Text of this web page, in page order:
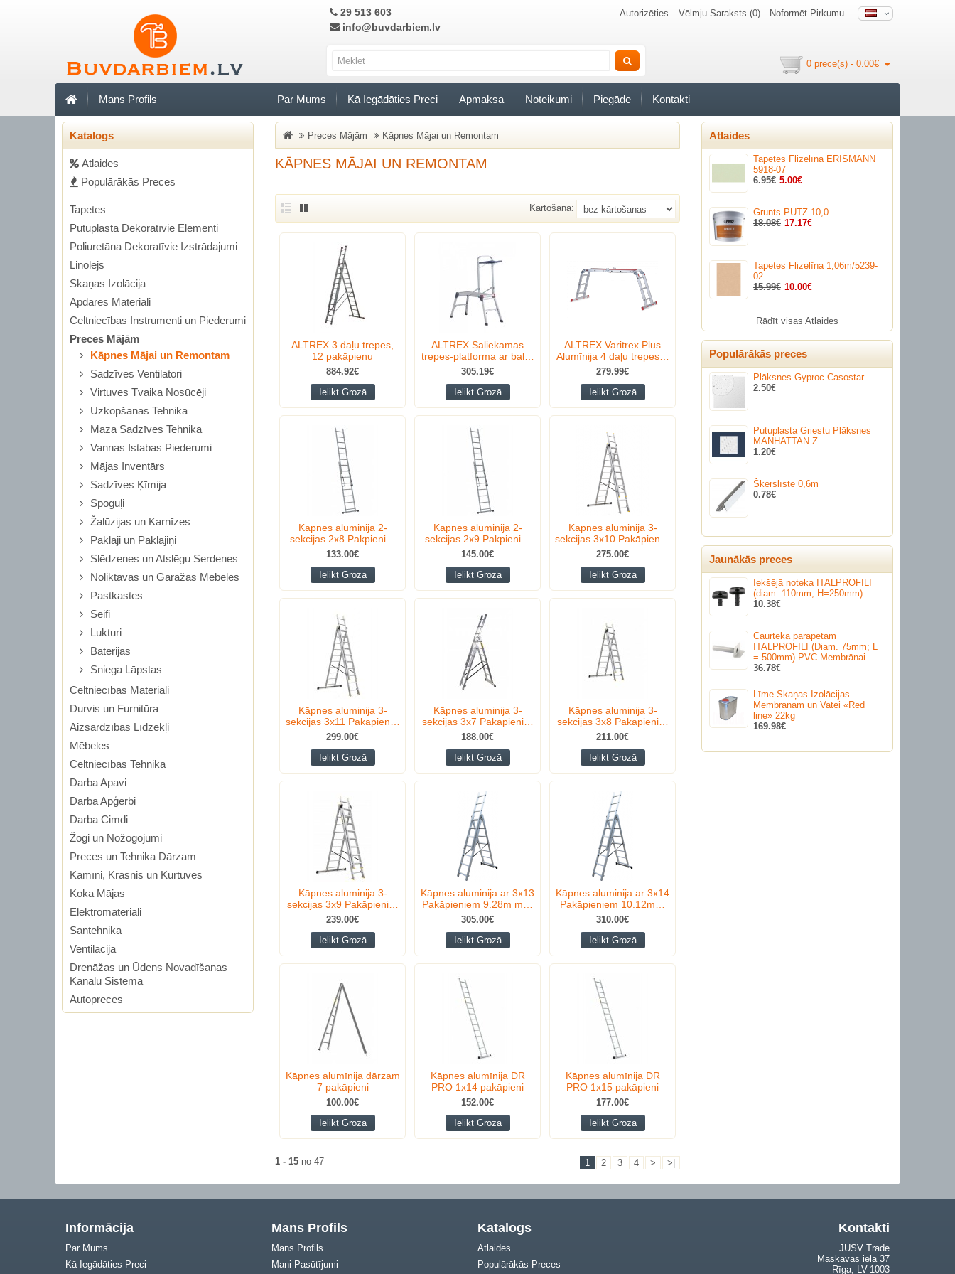
29 513 603
info@buvdarbiem.lv
Autorizēties Vēlmju Saraksts (0) Noformēt Pirkumu
0 prece(s) - 0.00€
Mans Profils Par Mums Kā Iegādāties Preci Apmaksa Noteikumi Piegāde Kontakti
Katalogs
Аtlaides
Populārākās Preces
Tapetes
Putuplasta Dekoratīvie Elementi
Poliuretāna Dekoratīvie Izstrādajumi
Linolejs
Skaņas Izolācija
Apdares Materiāli
Celtniecības Instrumenti un Piederumi
Preces Mājām
Kāpnes Mājai un Remontam
Sadzīves Ventilatori
Virtuves Tvaika Nosūcēji
Uzkopšanas Tehnika
Maza Sadzīves Tehnika
Vannas Istabas Piederumi
Mājas Inventārs
Sadzīves Ķīmija
Spoguļi
Žalūzijas un Karnīzes
Paklāji un Paklājiņi
Slēdzenes un Atslēgu Serdenes
Noliktavas un Garāžas Mēbeles
Pastkastes
Seifi
Lukturi
Baterijas
Sniega Lāpstas
Celtniecības Materiāli
Durvis un Furnitūra
Aizsardzības Līdzekļi
Mēbeles
Celtniecības Tehnika
Darba Apavi
Darba Apģerbi
Darba Cimdi
Žogi un Nožogojumi
Preces un Tehnika Dārzam
Kamīni, Krāsnis un Kurtuves
Koka Mājas
Elektromateriāli
Santehnika
Ventilācija
Drenāžas un Ūdens Novadīšanas
Kanālu Sistēma
Autopreces
Preces Mājām Kāpnes Mājai un Remontam
KĀPNES MĀJAI UN REMONTAM
Kārtošana:
ALTREX 3 daļu trepes,
12 pakāpienu
884.92€
Ielikt Grozā
ALTREX Saliekamas
trepes-platforma ar bal…
305.19€
Ielikt Grozā
ALTREX Varitrex Plus
Alumīnija 4 daļu trepes…
279.99€
Ielikt Grozā
Kāpnes aluminija 2-
sekcijas 2x8 Pakpieni…
133.00€
Ielikt Grozā
Kāpnes aluminija 2-
sekcijas 2x9 Pakpieni…
145.00€
Ielikt Grozā
Kāpnes aluminija 3-
sekcijas 3x10 Pakāpien…
275.00€
Ielikt Grozā
Kāpnes aluminija 3-
sekcijas 3x11 Pakāpien…
299.00€
Ielikt Grozā
Kāpnes aluminija 3-
sekcijas 3x7 Pakāpieni…
188.00€
Ielikt Grozā
Kāpnes aluminija 3-
sekcijas 3x8 Pakāpieni…
211.00€
Ielikt Grozā
Kāpnes aluminija 3-
sekcijas 3x9 Pakāpieni…
239.00€
Ielikt Grozā
Kāpnes aluminija ar 3x13
Pakāpieniem 9.28m m…
305.00€
Ielikt Grozā
Kāpnes aluminija ar 3x14
Pakāpieniem 10.12m…
310.00€
Ielikt Grozā
Kāpnes alumīnija dārzam
7 pakāpieni
100.00€
Ielikt Grozā
Kāpnes alumīnija DR
PRO 1x14 pakāpieni
152.00€
Ielikt Grozā
Kāpnes alumīnija DR
PRO 1x15 pakāpieni
177.00€
Ielikt Grozā
1 2 3 4 > >|
1 - 15 no 47
Atlaides
Tapetes Flizelīna ERISMANN
5918-07
6.95€ 5.00€
Grunts PUTZ 10,0
18.08€ 17.17€
Tapetes Flizelīna 1,06m/5239-
02
15.99€ 10.00€
Rādīt visas Atlaides
Populārākās preces
Plāksnes-Gyproc Casostar
2.50€
Putuplasta Griestu Plāksnes
MANHATTAN Z
1.20€
Šķerslīste 0,6m
0.78€
Jaunākās preces
Iekšējā noteka ITALPROFILI
(diam. 110mm; H=250mm)
10.38€
Caurteka parapetam
ITALPROFILI (Diam. 75mm; L
= 500mm) PVC Membrānai
36.78€
Līme Skaņas Izolācijas
Membrānām un Vatei «Red
line» 22kg
169.98€
Informācija
Par Mums
Kā Iegādāties Preci
Mans Profils
Mans Profils
Mani Pasūtījumi
Katalogs
Atlaides
Populārākās Preces
Kontakti
JUSV Trade
Maskavas iela 37
Rīga, LV-1003